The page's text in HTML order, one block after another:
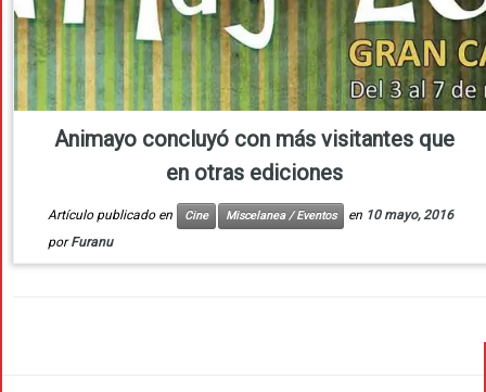
Animayo concluyó con más visitantes que
en otras ediciones
Artículo publicado en Cine Miscelanea / Eventos en 10 mayo, 2016
porFuranu